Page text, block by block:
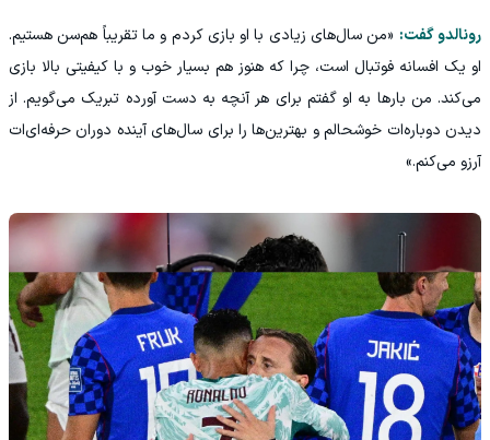
رونالدو گفت: «من سال‌های زیادی با او بازی کردم و ما تقریباً هم‌سن هستیم.
او یک افسانه فوتبال است، چرا که هنوز هم بسیار خوب و با کیفیتی بالا بازی
می‌کند. من بارها به او گفتم برای هر آنچه به دست آورده تبریک می‌گویم. از
دیدن دوباره‌ات خوشحالم و بهترین‌ها را برای سال‌های آینده دوران حرفه‌ای‌ات
آرزو می‌کنم.»